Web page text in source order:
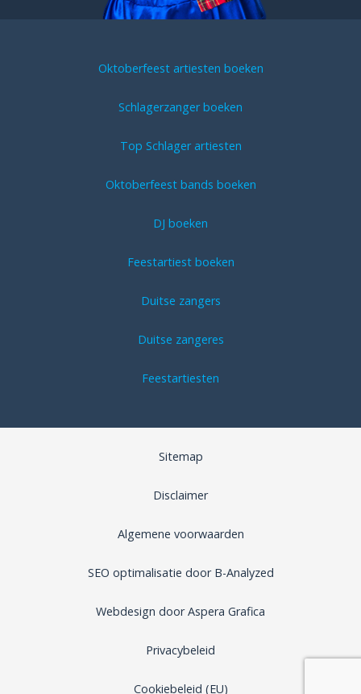
Oktoberfeest artiesten boeken
Schlagerzanger boeken
Top Schlager artiesten
Oktoberfeest bands boeken
DJ boeken
Feestartiest boeken
Duitse zangers
Duitse zangeres
Feestartiesten
Sitemap
Disclaimer
Algemene voorwaarden
SEO optimalisatie door B-Analyzed
Webdesign door Aspera Grafica
Privacybeleid
Cookiebeleid (EU)